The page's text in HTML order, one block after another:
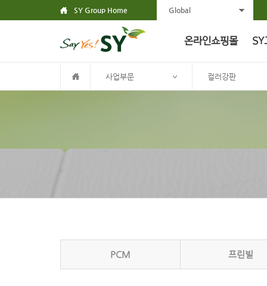
SY Group Home Global
온라인쇼핑몰 SY
사업부문 컬러강판
PCM 프린빌